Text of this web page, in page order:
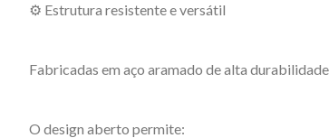
⚙️ Estrutura resistente e versátil
Fabricadas em aço aramado de alta
O design aberto permite: